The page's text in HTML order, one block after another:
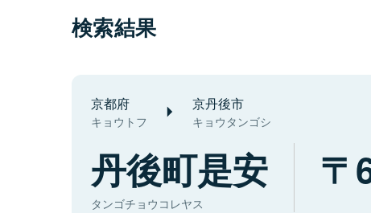
検索結果
京都府
キョウトフ
京丹後市
キョウタンゴシ
丹後町是安
タンゴチョウコレヤス